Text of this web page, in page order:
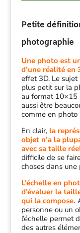
Petite
photographie
Une photo est
d’une réalité en
effet 3D. Le
plus petit sur la
au format 10×15
aussi être
comme en photo
En clair, la
objet n’a la
avec sa taille
difficile de se
choses dans
L’échelle en
d’évaluer la
qui la compose.
personne ou un
l’échelle permet
des autres